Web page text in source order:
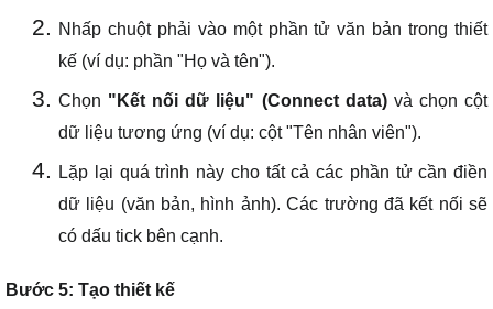
Nhấp chuột phải vào một phần tử văn bản trong thiết
kế (ví dụ: phần "Họ và tên").
Chọn "Kết nối dữ liệu" (Connect data)và chọn cột
dữ liệu tương ứng (ví dụ: cột "Tên nhân viên").
Lặp lại quá trình này cho tất cả các phần tử cần điền
dữ liệu (văn bản, hình ảnh). Các trường đã kết nối sẽ
có dấu tick bên cạnh.
Bước 5: Tạo thiết kế